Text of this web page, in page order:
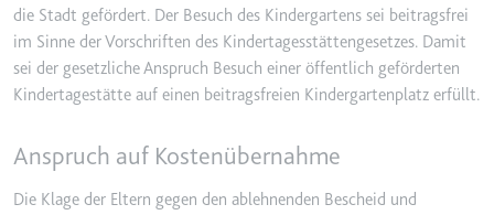
Google Analytics über das Gerät
und das Verhalten des Besuchers
zu senden. Erfasst den Besucher
über Geräte und Marketingkanäle
Ablauf:
2 Jahre
Typ:
HTTP-Cookie
Typ:
HTTP-Cookie
die Stadt gefördert. Der Besuch des Kindergartens sei beitragsfrei
im Sinne der Vorschriften des Kindertagesstättengesetzes. Damit
sei der gesetzliche Anspruch Besuch einer öffentlich geförderten
Kindertagestätte auf einen beitragsfreien Kindergartenplatz erfüllt.
Anspruch auf Kostenübernahme
Die Klage der Eltern gegen den ablehnenden Bescheid und